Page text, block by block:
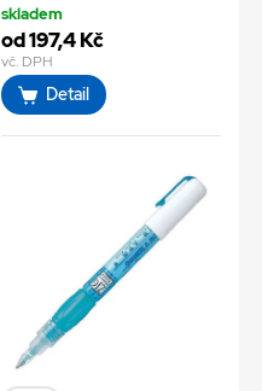
skladem
od 197,4 Kč
vč. DPH
Detail